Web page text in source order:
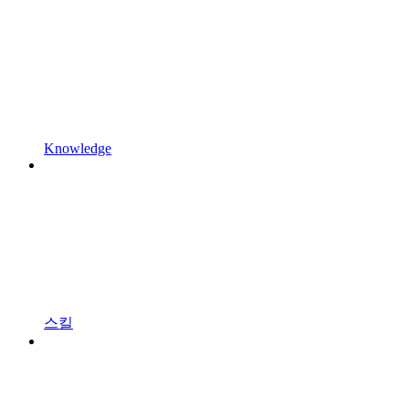
Knowledge
스킬